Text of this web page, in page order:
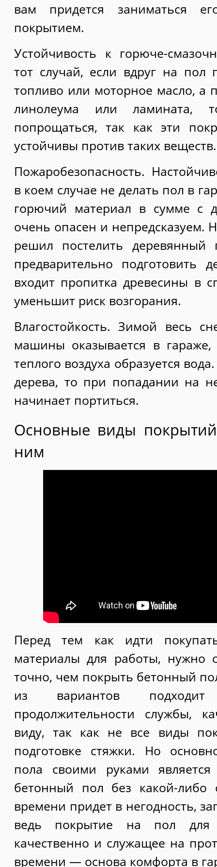
вам придется заниматься
покрытием.
Устойчивость к горюче-
тот случай, если вдруг на пол
топливо или моторное масло, а
линолеума или
попрощаться, так как эти
устойчивы против таких веществ.
Пожаробезопасность.
в коем случае не делать пол в
горючий материал в сумме с
очень опасен и непредсказуем.
решил постелить деревянный
предварительно подготовить
входит пропитка древесины в
уменьшит риск возгорания.
Влагостойкость. Зимой весь
машины оказывается в
теплого воздуха образуется
дерева, то при попадании на
начинает портиться.
Основные виды
ним
Перед тем как идти
материалы для работы, нужно
точно, чем покрыть бетонный
из вариантов
продолжительности службы,
виду, так как не все виды
подготовке стяжки. Но
пола своими руками является
бетонный пол без какой-либо
времени придет в негодность,
ведь покрытие на пол для
качественно и служащее на
времени — основа комфорта в